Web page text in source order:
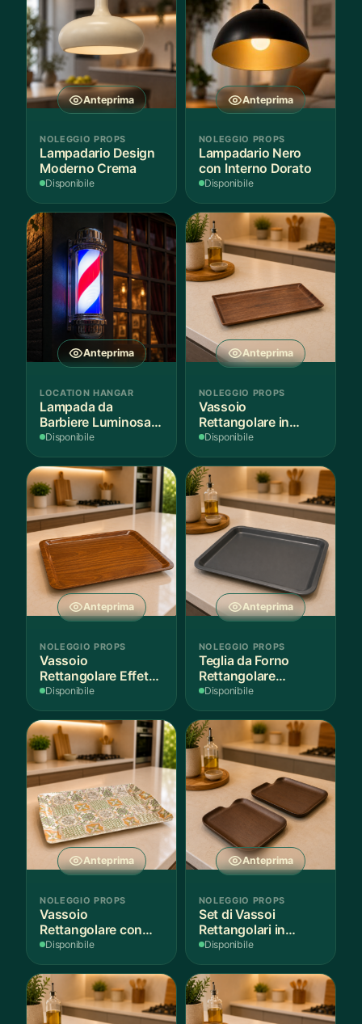
Anteprima
NOLEGGIO PROPS
Lampadario Design
Moderno Crema
Disponibile
Anteprima
NOLEGGIO PROPS
Lampadario Nero
con Interno Dorato
Disponibile
Anteprima
LOCATION HANGAR
Lampada da
Barbiere Luminosa
Rotante
Disponibile
Anteprima
NOLEGGIO PROPS
Vassoio
Rettangolare in
Legno Scuro
Disponibile
Anteprima
NOLEGGIO PROPS
Vassoio
Rettangolare Effetto
Legno
Disponibile
Anteprima
NOLEGGIO PROPS
Teglia da Forno
Rettangolare
Antiaderente
Disponibile
Anteprima
NOLEGGIO PROPS
Vassoio
Rettangolare con
Fantasia
Disponibile
Anteprima
NOLEGGIO PROPS
Set di Vassoi
Rettangolari in
Finitura Legno
Disponibile